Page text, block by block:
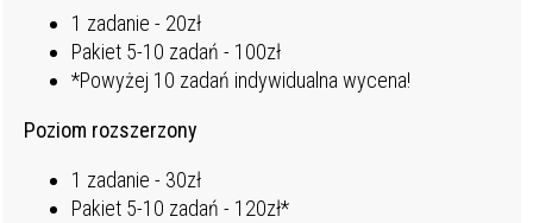
1 zadanie - 20zł
Pakiet 5-10 zadań - 100zł
*Powyżej 10 zadań indywidualna wycena!
Poziom rozszerzony
1 zadanie - 30zł
Pakiet 5-10 zadań - 120zł*